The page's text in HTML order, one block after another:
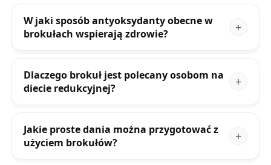
W jaki sposób antyoksydanty obecne w
brokułach wspierają zdrowie?
Dlaczego brokuł jest polecany osobom na
diecie redukcyjnej?
Jakie proste dania można przygotować z
użyciem brokułów?